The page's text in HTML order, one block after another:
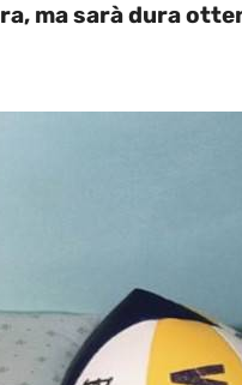
ma sarà dura